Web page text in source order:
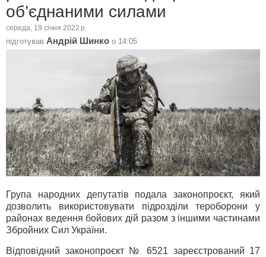
об’єднаними силами
середа, 19 січня 2022 р.
підготував Андрій Шинко о 14:05
Група народних депутатів подала законопроєкт, який
дозволить використовувати підрозділи тероборони у
районах ведення бойових дій разом з іншими частинами
Збройних Сил України.
Відповідний законопроєкт № 6521 зареєстрований 17